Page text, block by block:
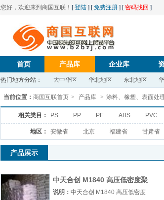
您好，欢迎来到商国互联！ [登陆 ] [免费注册 ] [密码找回 ]
首页 产品库 企业库
热门地方分站： 大中华区 华北地区 东北地区
当前位置： 商国互联首页 > 产品库 > 涂料、橡塑、表面处
相关类目： PS PP PE ABS PVC
地区： 安徽省 北京 福建省 甘肃省
产品展示
中天合创 M1840 高压低密度聚
乙烯（LDPE）
说明： 中天合创 M1840 高压低密度